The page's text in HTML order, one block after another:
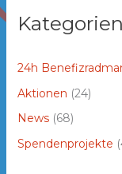
Kategorien
24h
Aktionen (24)
News(68)
Spendenprojekte